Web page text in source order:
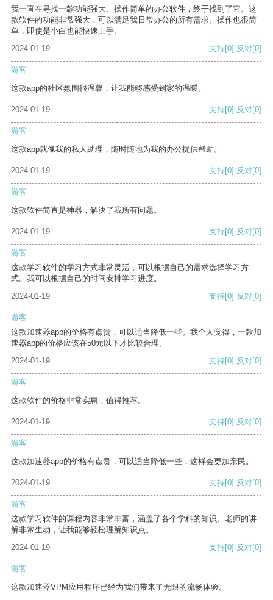
我一直在寻找一款功能强大、操作简单的办公软件，终于找到了它。这
款软件的功能非常强大，可以满足我日常办公的所有需求。操作也很简
单，即使是小白也能快速上手。
2024-01-19
支持[0] 反对[0]
游客
这款app的社区氛围很温馨，让我能够感受到家的温暖。
2024-01-19 支持[0] 反对[0]
游客
这款app就像我的私人助理，随时随地为我的办公提供帮助。
2024-01-19 支持[0] 反对[0]
游客
这款软件简直是神器，解决了我所有问题。
2024-01-19 支持[0] 反对[0]
游客
这款学习软件的学习方式非常灵活，可以根据自己的需求选择学习方
式。我可以根据自己的时间安排学习进度。
2024-01-19
支持[0] 反对[0]
游客
这款加速器app的价格有点贵，可以适当降低一些。我个人觉得，一款加
速器app的价格应该在50元以下才比较合理。
2024-01-19
支持[0] 反对[0]
游客
这款软件的价格非常实惠，值得推荐。
2024-01-19 支持[0] 反对[0]
游客
这款加速器app的价格有点贵，可以适当降低一些，这样会更加亲民。
2024-01-19 支持[0] 反对[0]
游客
这款学习软件的课程内容非常丰富，涵盖了各个学科的知识。老师的讲
解非常生动，让我能够轻松理解知识点。
2024-01-19
支持[0] 反对[0]
游客
这款加速器VPM应用程序已经为我们带来了无限的流畅体验。